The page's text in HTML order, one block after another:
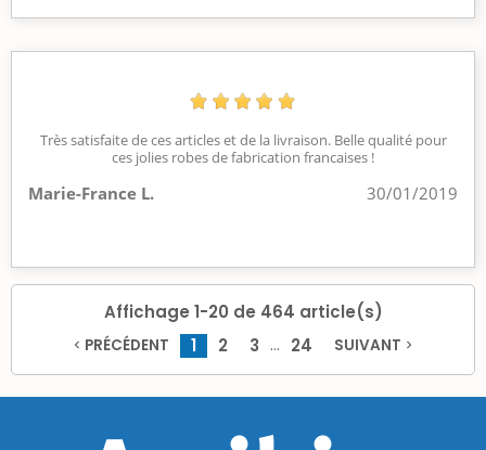
Très satisfaite de ces articles et de la livraison. Belle qualité pour
ces jolies robes de fabrication francaises !
Marie-France L. 30/01/2019
Affichage 1-20 de 464 article(s)
navigate_before PRÉCÉDENT 1 2 3 … 24 SUIVANT navigate_next